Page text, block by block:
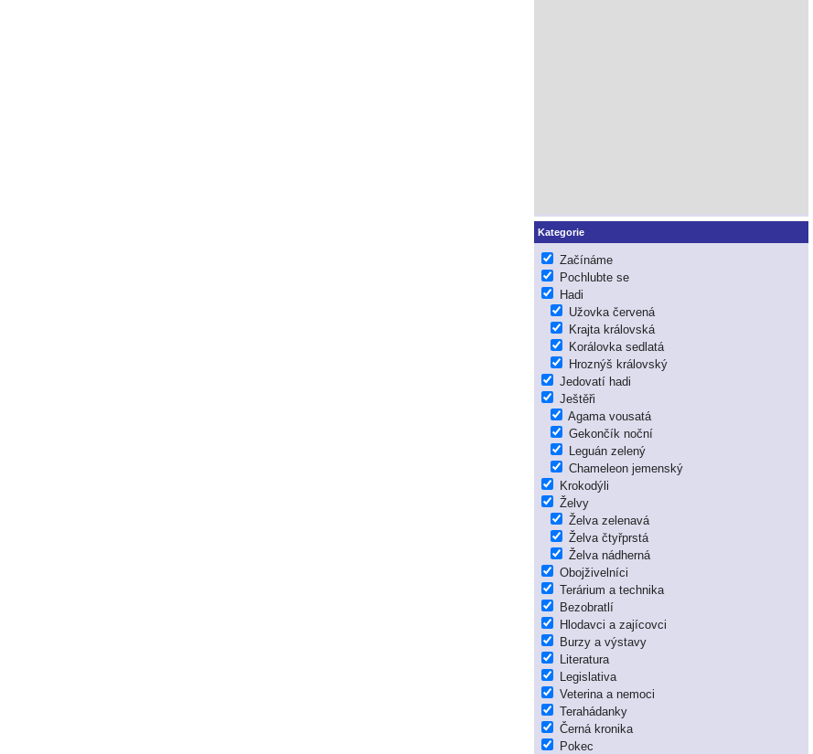
Kategorie
Začínáme
Pochlubte se
Hadi
Užovka červená
Krajta královská
Korálovka sedlatá
Hroznýš královský
Jedovatí hadi
Ještěři
Agama vousatá
Gekončík noční
Leguán zelený
Chameleon jemenský
Krokodýli
Želvy
Želva zelenavá
Želva čtyřprstá
Želva nádherná
Obojživelníci
Terárium a technika
Bezobratlí
Hlodavci a zajícovci
Burzy a výstavy
Literatura
Legislativa
Veterina a nemoci
Terahádanky
Černá kronika
Pokec